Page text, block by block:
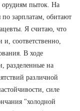
пыток. На
по зарплатам, обитают
Я считаю, что
соответственно,
В ходе
разделенные на
различной
силе
"холодной